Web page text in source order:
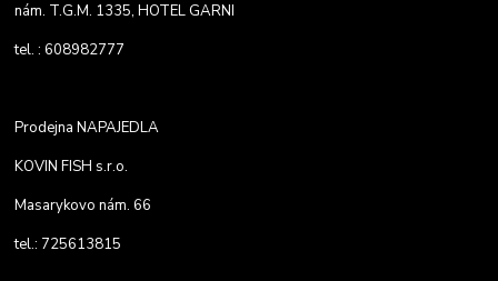
nám. T.G.M. 1335, HOTEL GARNI
tel. : 608982777
Prodejna NAPAJEDLA
KOVIN FISH s.r.o.
Masarykovo nám. 66
tel.: 725613815